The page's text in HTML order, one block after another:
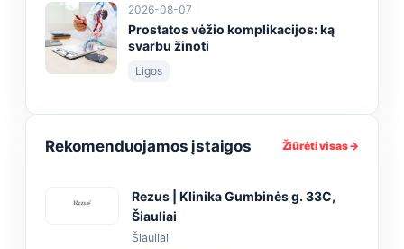
2026-08-07
Prostatos vėžio komplikacijos: ką
svarbu žinoti
Ligos
Rekomenduojamos įstaigos Žiūrėti visas →
Rezus | Klinika Gumbinės g. 33C,
Šiauliai
Šiauliai